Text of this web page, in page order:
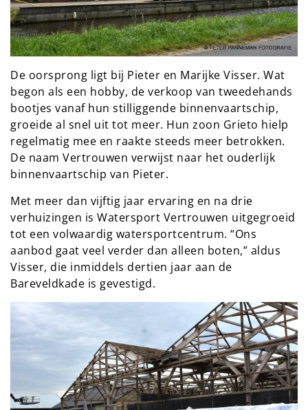
De oorsprong ligt bij Pieter en Marijke Visser. Wat
begon als een hobby, de verkoop van tweedehands
bootjes vanaf hun stilliggende binnenvaartschip,
groeide al snel uit tot meer. Hun zoon Grieto hielp
regelmatig mee en raakte steeds meer betrokken.
De naam Vertrouwen verwijst naar het ouderlijk
binnenvaartschip van Pieter.
Met meer dan vijftig jaar ervaring en na drie
verhuizingen is Watersport Vertrouwen uitgegroeid
tot een volwaardig watersportcentrum. “Ons
aanbod gaat veel verder dan alleen boten,” aldus
Visser, die inmiddels dertien jaar aan de
Bareveldkade is gevestigd.